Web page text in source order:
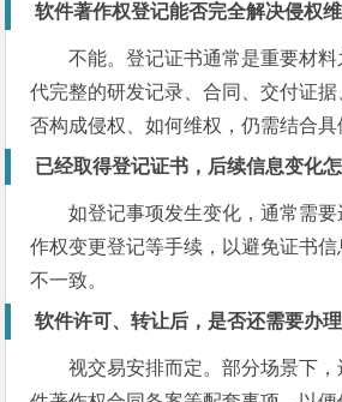
软件著作权登记能否完全解决侵权
不能。登记证书通常是重要材
代完整的研发记录、合同、交付证
否构成侵权、如何维权，仍需结合具
已经取得登记证书，后续信息变化
如登记事项发生变化，通常需
作权变更登记等手续，以避免证书
不一致。
软件许可、转让后，是否还需要办
视交易安排而定。部分场景下